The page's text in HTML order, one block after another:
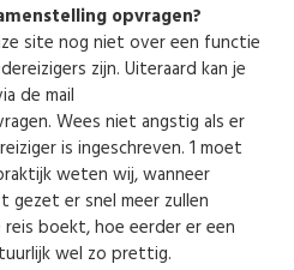
opvragen?
site nog niet over een functie
zijn. Uiteraard kan je
de mail
Wees niet angstig als er
is ingeschreven. 1 moet
weten wij, wanneer
er snel meer zullen
boekt, hoe eerder er een
wel zo prettig.